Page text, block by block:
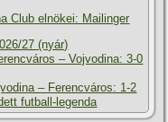
Club elnökei: Mailinger
27 (nyár)
– Vojvodina: 3-0
– Ferencváros: 1-2
futball-legenda